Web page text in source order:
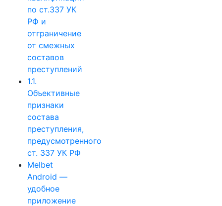
по ст.337 УК
РФ и
отграничение
от смежных
составов
преступлений
1.1.
Объективные
признаки
состава
преступления,
предусмотренного
ст. 337 УК РФ
Melbet
Android —
удобное
приложение